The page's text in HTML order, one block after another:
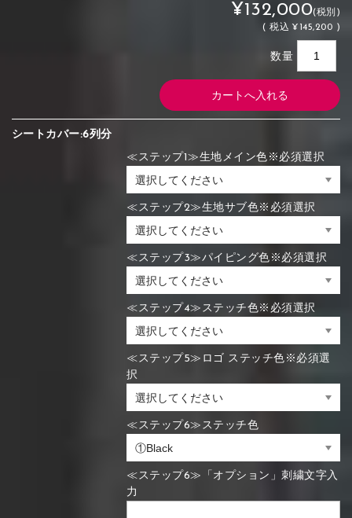
¥132,000(税別)
(税込 ¥145,200 )
数量
シートカバー:6列分
≪ステップ1≫生地メイン色※必須選択
≪ステップ2≫生地サブ色※必須選択
≪ステップ3≫パイピング色※必須選択
≪ステップ4≫ステッチ色※必須選択
≪ステップ5≫ロゴ ステッチ色※必須選
択
≪ステップ6≫ステッチ色
≪ステップ6≫「オプション」刺繍文字入
力